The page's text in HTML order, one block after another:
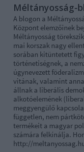
Méltányosság-
A blogon a
Központ elemzőinek
Méltányosság
mai korszak nagy
sorában kitüntetett
történetiségnek, a
úgynevezett
vitának, valamint
állnak a liberális
alkotóelemének
meggyengülő
független, nem
termékeit a magyar
számára felkínálja.
http://